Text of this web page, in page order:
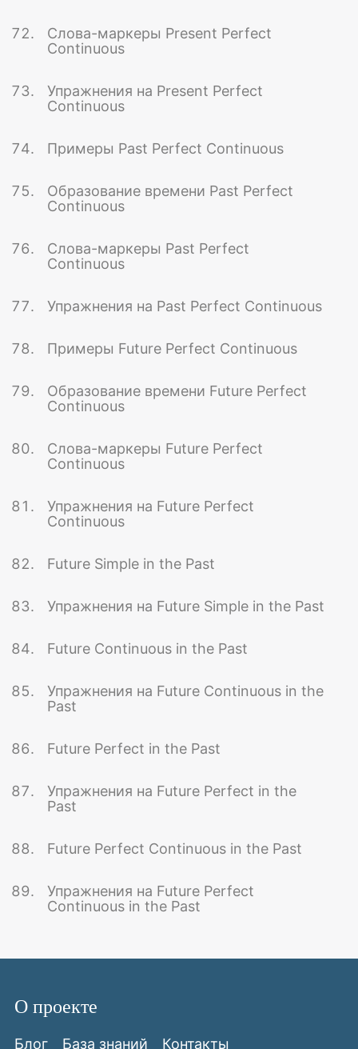
Слова-маркеры Present Perfect
Continuous
Упражнения на Present Perfect
Continuous
Примеры Past Perfect Continuous
Образование времени Past Perfect
Continuous
Слова-маркеры Past Perfect
Continuous
Упражнения на Past Perfect Continuous
Примеры Future Perfect Continuous
Образование времени Future Perfect
Continuous
Слова-маркеры Future Perfect
Continuous
Упражнения на Future Perfect
Continuous
Future Simple in the Past
Упражнения на Future Simple in the Past
Future Continuous in the Past
Упражнения на Future Continuous in the
Past
Future Perfect in the Past
Упражнения на Future Perfect in the
Past
Future Perfect Continuous in the Past
Упражнения на Future Perfect
Continuous in the Past
О проекте
Блог База знаний Контакты